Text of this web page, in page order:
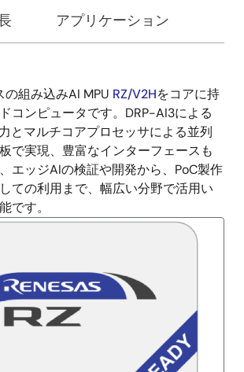
アプリケーション
組み込みAI MPU RZ/V2Hをコアに持
コンピュータです。DRP-AI3による
とマルチコアプロセッサによる並列
で実現、豊富なインターフェースも
エッジAIの検証や開発から、PoC製作
ての利用まで、幅広い分野で活用い
です。